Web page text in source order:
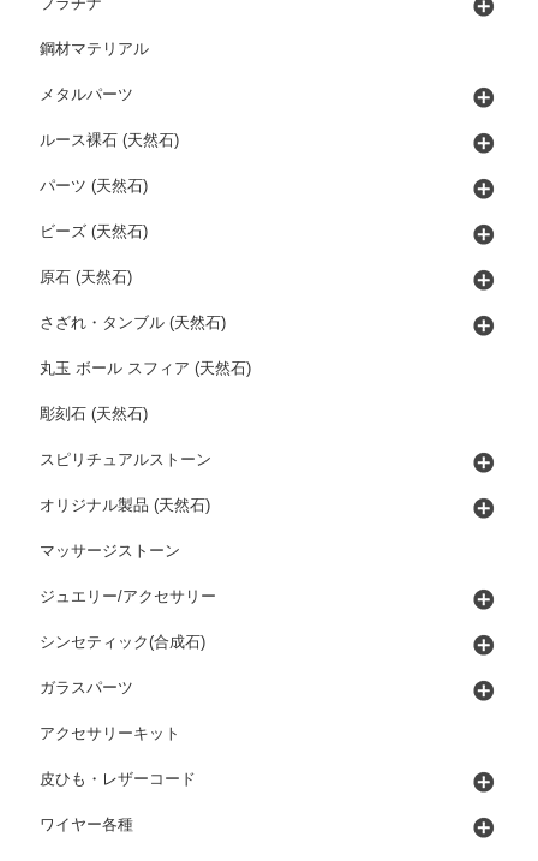
プラチナ
鋼材マテリアル
メタルパーツ
ルース裸石 (天然石)
パーツ (天然石)
ビーズ (天然石)
原石 (天然石)
さざれ・タンブル (天然石)
丸玉 ボール スフィア (天然石)
彫刻石 (天然石)
スピリチュアルストーン
オリジナル製品 (天然石)
マッサージストーン
ジュエリー/アクセサリー
シンセティック(合成石)
ガラスパーツ
アクセサリーキット
皮ひも・レザーコード
ワイヤー各種